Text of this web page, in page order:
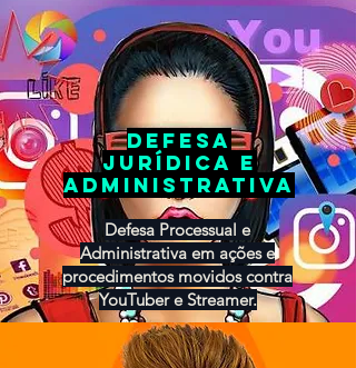
defesa
jurídica e
administrativa
Defesa Processual e
Administrativa em ações e
procedimentos movidos contra
YouTuber e Streamer.